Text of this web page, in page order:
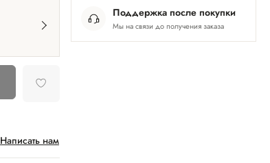
Написать нам
Поддержка после покупки
Мы на связи до получения заказа